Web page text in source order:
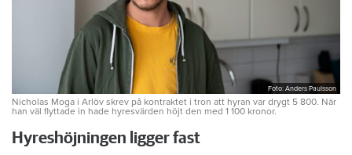
Foto: Anders Paulsson
Nicholas Moga i Arlöv skrev på kontraktet i tron att hyran var drygt 5 800. När
han väl flyttade in hade hyresvärden höjt den med 1 100 kronor.
Hyreshöjningen ligger fast